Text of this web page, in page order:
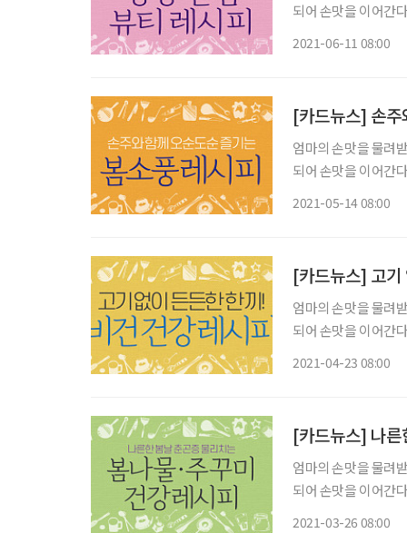
되어 손맛을 이어간
2021-06-11 08:00
[카드뉴스] 손주
엄마의 손맛을 물려
되어 손맛을 이어간
2021-05-14 08:00
[카드뉴스] 고기
엄마의 손맛을 물려
되어 손맛을 이어간
2021-04-23 08:00
[카드뉴스] 나른
엄마의 손맛을 물려
되어 손맛을 이어간
2021-03-26 08:00